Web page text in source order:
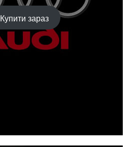
Купити зараз